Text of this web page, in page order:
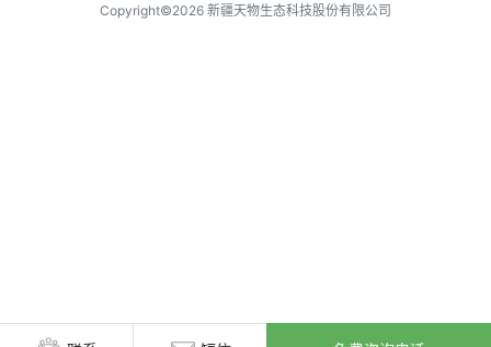
Copyright©2026 新疆天物生态科技股份有限公司